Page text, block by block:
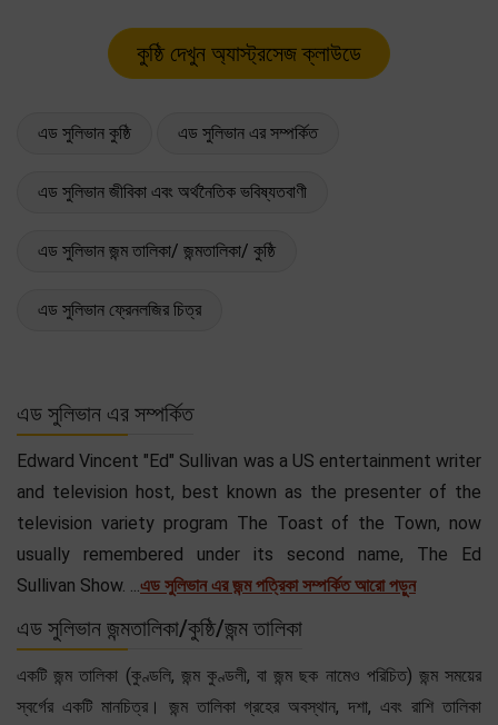
এড সুলিভান কুষ্ঠি এড সুলিভান এর সম্পর্কিত
এড সুলিভান জীবিকা এবং অর্থনৈতিক ভবিষ্যতবাণী
এড সুলিভান জন্ম তালিকা/ জন্মতালিকা/ কুষ্ঠি
এড সুলিভান ফ্রেনলজির চিত্র
এড সুলিভান এর সম্পর্কিত
Edward Vincent "Ed" Sullivan was a US entertainment writer
and television host, best known as the presenter of the
television variety program The Toast of the Town, now
usually remembered under its second name, The Ed
Sullivan Show. ...এড সুলিভান এর জন্ম পত্রিকা সম্পর্কিত আরো পড়ুন
এড সুলিভান জন্মতালিকা/কুষ্ঠি/জন্ম তালিকা
একটি জন্ম তালিকা (কুণ্ডলি, জন্ম কুণ্ডলী, বা জন্ম ছক নামেও পরিচিত) জন্ম সময়ের
স্বর্গের একটি মানচিত্র। জন্ম তালিকা গ্রহের অবস্থান, দশা, এবং রাশি তালিকা